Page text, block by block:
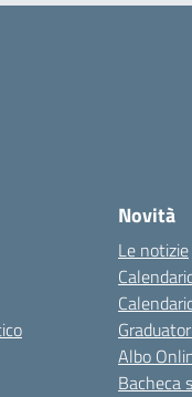
Novità
Le notizie
Albo
Bacheca